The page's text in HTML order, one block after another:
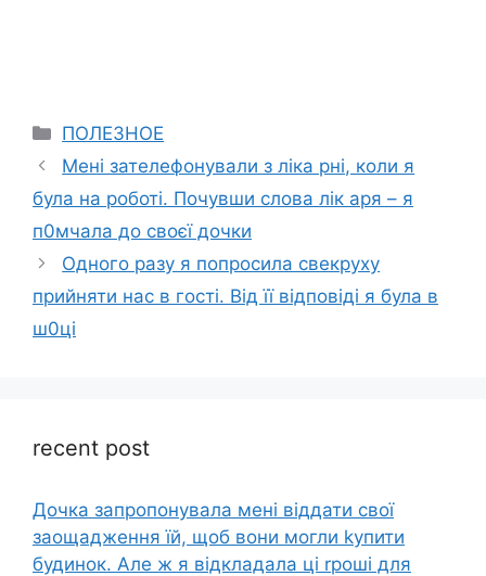
Categories
ПОЛЕЗНОЕ
Мені зателефонували з ліка рні, коли я
була на роботі. Почувши слова лік аря – я
п0мчала до своєї дочки
Одного разу я попросила свекруху
прийняти нас в гості. Від її відповіді я була в
ш0ці
recent post
Дочка запpопонувала мені віддати свої
заощадження їй, щоб вони могли kупити
будинок. Але ж я відкладала ці rроші для